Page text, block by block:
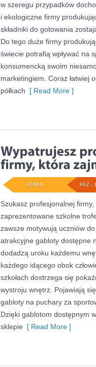
w szeregu przypadków
i ekologiczne firmy
składniki do gotowania
Do tego duże firmy
świecie potrafią wpływać na
konsumencką swoim
marketingiem. Coraz łatwiej
półkach [ Read More ]
PAŹ -
ADMIN
Szukasz profesjonalnej
zaprezentowane szkolne
zawsze motywują uczniów
atrakcyjne gabloty dostępne
dodadzą uroku każdemu
każdego idącego obok
szkołach dostrzega się
wystroju wnętrz. Pojawiają
gabloty na puchary za
Dzięki gablotom dostępnym
sklepie [ Read More ]